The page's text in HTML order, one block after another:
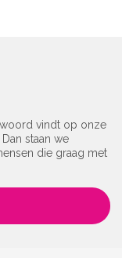
vindt op onze
staan we
die graag met